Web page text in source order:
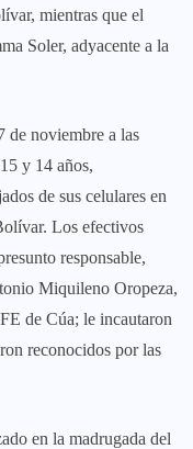
mientras que el
Soler, adyacente a la
de noviembre a las
y 14 años,
de sus celulares en
Los efectivos
responsable,
Miquileno Oropeza,
de Cúa; le incautaron
reconocidos por las
en la madrugada del